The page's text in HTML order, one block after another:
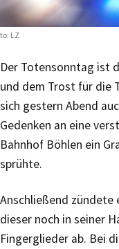
LZ
Der Totensonntag ist
und dem Trost für die
sich gestern Abend
Gedenken an eine
Bahnhof Böhlen ein
sprühte.
Anschließend
dieser noch in seiner
Fingerglieder ab. Bei